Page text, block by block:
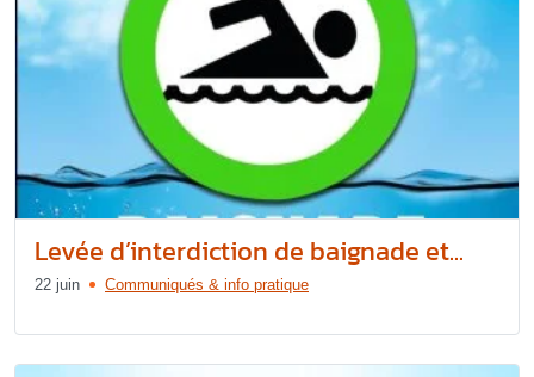
Levée d’interdiction de baignade et...
22 juin Communiqués & info pratique